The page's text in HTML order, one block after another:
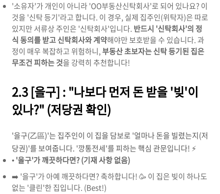
'소유자'가 개인이 아니라 'OO부동산신탁회사'로 되어 있나요? 이
것을 '신탁 등기'라고 합니다. 이 경우, 실제 집주인(위탁자)은 따로
있지만 서류상 주인은 '신탁회사'입니다. 반드시 '신탁회사'의 정
식 동의를 받고 신탁회사와 계약해야만 보호받을 수 있습니다. 과
정이 매우 복잡하고 위험하니,부동산 초보자는 신탁 등기된 집은
무조건 피하는 것을 강력히 추천합니다!
2.3 [을구] : "나보다 먼저 돈 받을 '빚'이
있나?" (저당권 확인)
'을구(乙區)'는 집주인이 이 집을 담보로 '얼마나 돈을 빌렸는지(저
당권)'를 보여줍니다. '깡통전세'를 피하는 핵심 관문입니다! ⚡
•'을구'가 깨끗하다면? (기재 사항 없음)
➡️ '을구'가 아예 깨끗하다면? 축하합니다! 🥳 이 집은 빚이 하나도
없는 '클린'한 집입니다. (Best!)